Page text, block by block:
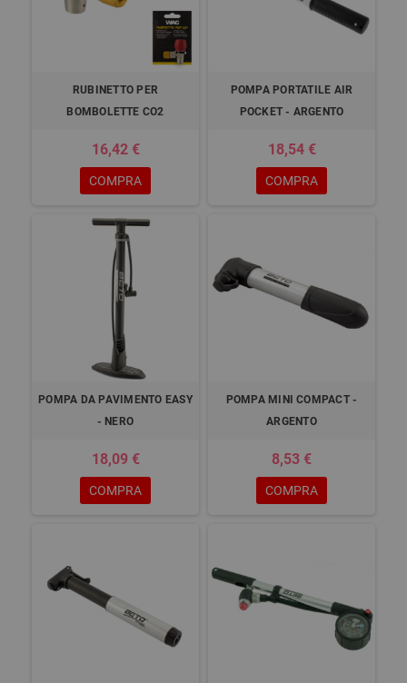
RUBINETTO PER
BOMBOLETTE CO2
16,42 €
COMPRA
POMPA PORTATILE AIR
POCKET - ARGENTO
18,54 €
COMPRA
POMPA DA PAVIMENTO EASY
- NERO
18,09 €
COMPRA
POMPA MINI COMPACT -
ARGENTO
8,53 €
COMPRA